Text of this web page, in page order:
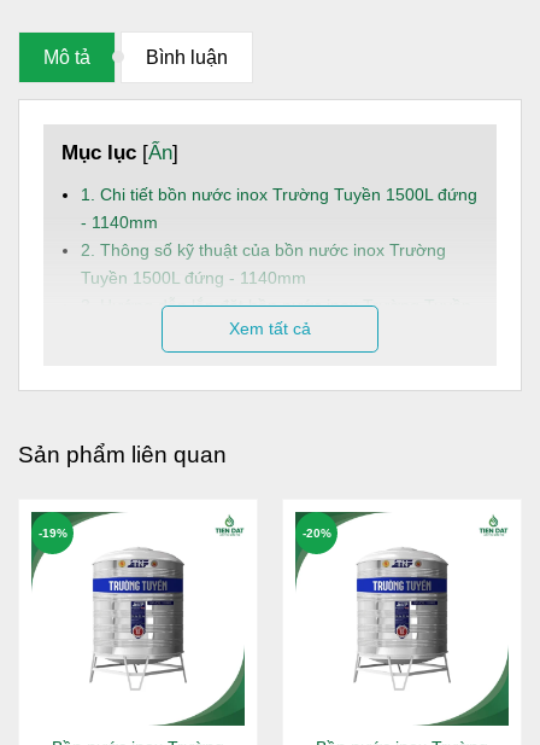
Mô tả Bình luận
Mục lục [Ẩn]
1. Chi tiết bồn nước inox Trường Tuyền 1500L đứng
- 1140mm
2. Thông số kỹ thuật của bồn nước inox Trường
Tuyền 1500L đứng - 1140mm
3. Hướng dẫn lắp đặt bồn nước inox Trường Tuyền
1500L đứng - 1140mm
1140mm là giải pháp trữ nước sinh hoạt an toàn, bền bỉ và
Dung tích:
1500L, đáp ứng linh hoạt nhu cầu sử
dụng nước sinh hoạt hằng ngày của hộ gia đình từ 4
- 6 người.
Chất liệu: Bồn được sản xuất từ inox SUS 304 cao
cấp, có khả năng chống gỉ sét, chống ăn mòn hiệu
quả, giúp nguồn nước luôn sạch, an toàn cho sức
khỏe người sử dụng.
Xem tất cả
Sản phẩm liên quan
-19% -20%